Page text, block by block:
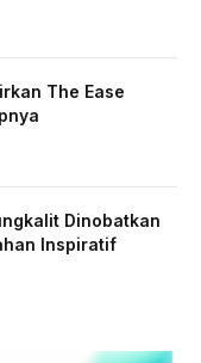
The Ease
Dinobatkan
Inspiratif